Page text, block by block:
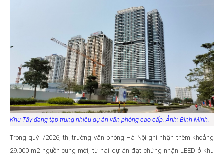
Khu Tây đang tập trung nhiều dự án văn phòng cao cấp. Ảnh: Bình Minh.
Trong quý I/2026, thị trường văn phòng Hà Nội ghi nhận thêm khoảng
29.000 m2 nguồn cung mới, từ hai dự án đạt chứng nhận LEED ở khu